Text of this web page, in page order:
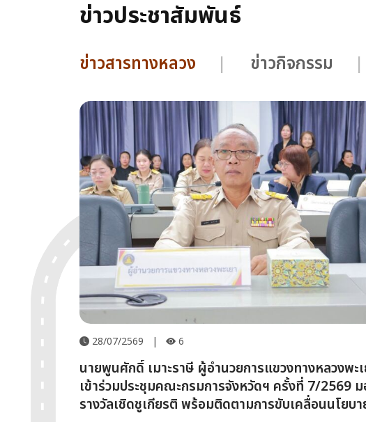
ข่าวประชาสัมพันธ์
ข่าวสารทางหลวง ข่าวกิจกรรม
28/07/2569 | 6
นายพูนศักดิ์ เมาะราษี ผู้อำนวยการแขวงทางหลวงพะ
เข้าร่วมประชุมคณะกรมการจังหวัดฯ ครั้งที่ 7/2569
รางวัลเชิดชูเกียรติ พร้อมติดตามการขับเคลื่อนนโยบา